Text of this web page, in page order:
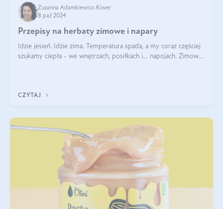
Zuzanna Adamkiewicz-Kiwer
8 paź 2024
Przepisy na herbaty zimowe i napary
Idzie jesień. Idzie zima. Temperatura spada, a my coraz częściej
szukamy ciepła - we wnętrzach, posiłkach i… napojach. Zimowe
CZYTAJ